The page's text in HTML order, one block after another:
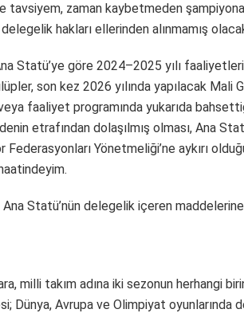
tavsiyem, zaman kaybetmeden
hakları ellerinden alınmamış
Statü’ye göre 2024–2025 yılı
son kez 2026 yılında yapılacak Mali
faaliyet programında yukarıda
etrafından dolaşılmış olması, Ana
Yönetmeliği’ne aykırı
Ana Statü’nün delegelik içeren
milli takım adına iki sezonun herhangi
Dünya, Avrupa ve Olimpiyat oyunlarında